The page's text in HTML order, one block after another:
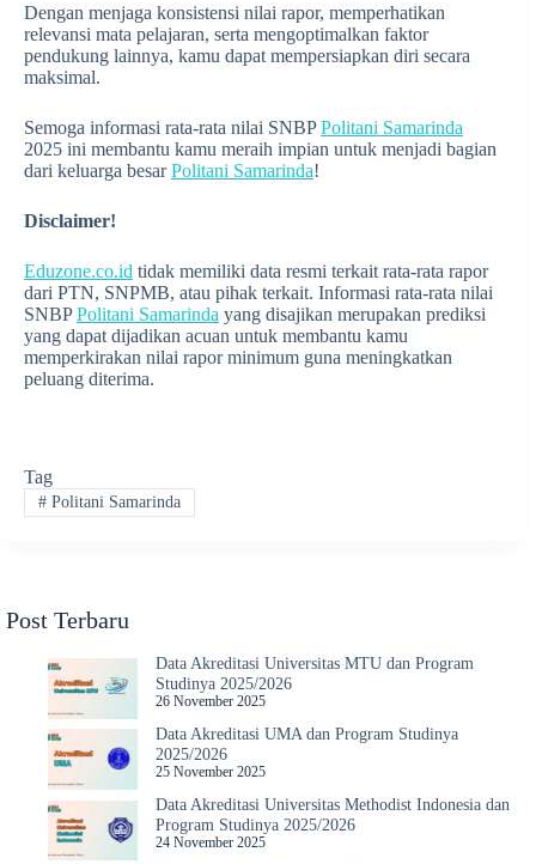
Dengan menjaga konsistensi nilai rapor, memperhatikan
relevansi mata pelajaran, serta mengoptimalkan faktor
pendukung lainnya, kamu dapat mempersiapkan diri secara
maksimal.
Semoga informasi rata-rata nilai SNBPPolitani Samarinda
2025 ini membantu kamu meraih impian untuk menjadi bagian
dari keluarga besarPolitani Samarinda!
Disclaimer!
Eduzone.co.id tidak memiliki data resmi terkait rata-rata rapor
dari PTN, SNPMB, atau pihak terkait. Informasi rata-rata nilai
SNBPPolitani Samarinda yang disajikan merupakan prediksi
yang dapat dijadikan acuan untuk membantu kamu
memperkirakan nilai rapor minimum guna meningkatkan
peluang diterima.
Tag
#Politani Samarinda
Post Terbaru
Data Akreditasi Universitas MTU dan Program
Studinya 2025/2026
26 November 2025
Data Akreditasi UMA dan Program Studinya
2025/2026
25 November 2025
Data Akreditasi Universitas Methodist Indonesia dan
Program Studinya 2025/2026
24 November 2025